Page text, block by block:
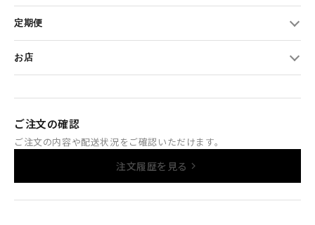
定期便
お店
ご注文の確認
ご注文の内容や配送状況をご確認いただけます。
注文履歴を見る